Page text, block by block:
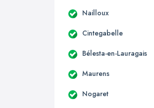
Nailloux
Cintegabelle
Bélesta-en-Lauragais
Maurens
Nogaret